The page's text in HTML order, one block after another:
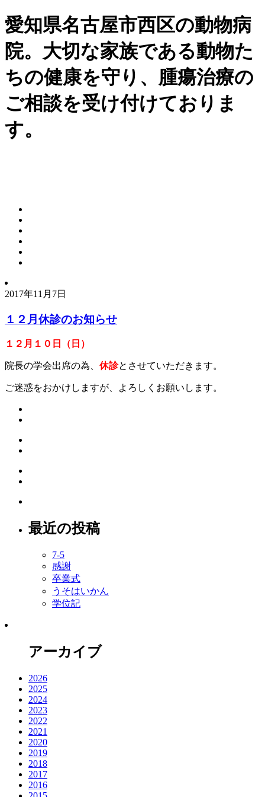
愛知県名古屋市西区の動物病
院。大切な家族である動物た
ちの健康を守り、腫瘍治療の
ご相談を受け付けておりま
す。
2017年11月7日
１２月休診のお知らせ
１２月 １０ 日（日）
院長の学会出席の為、 休診とさせていただきます。
ご迷惑をおかけしますが、よろしくお願いします。
最近の投稿
7-5
感謝
卒業式
うそはいかん
学位記
アーカイブ
2026
2025
2024
2023
2022
2021
2020
2019
2018
2017
2016